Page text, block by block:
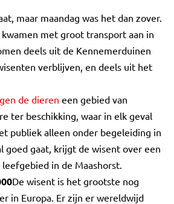
maar maandag was het dan zover.
met groot transport aan in
deels uit de Kennemerduinen
verblijven, en deels uit het
de dieren een gebied van
ter beschikking, waar in elk geval
publiek alleen onder begeleiding in
goed gaat, krijgt de wisent over een
in de Maashorst.
De wisent is het grootste nog
in Europa. Er zijn er wereldwijd